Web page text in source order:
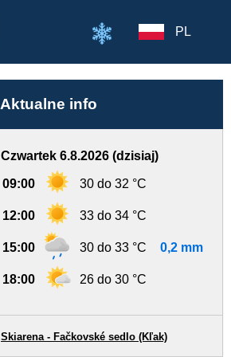
PL
Aktualne info
Czwartek 6.8.2026 (dzisiaj)
09:00 30 do 32 °C
12:00 33 do 34 °C
15:00 30 do 33 °C 0,2 mm
18:00 26 do 30 °C
Skiarena - Fačkovské sedlo (Kľak)